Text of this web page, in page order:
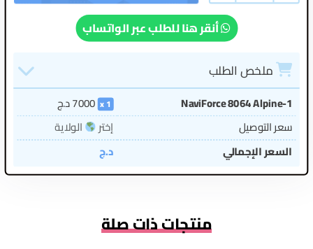
أنقر هنا للطلب عبر الواتساب
ملخص الطلب
NaviForce 8064 Alpine-1
1
7000د.ج
سعر التوصيل
إختر
الولاية
السعر الإجمالي
د.ج
منتجات ذات صلة